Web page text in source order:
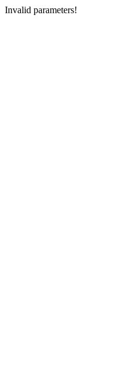
Invalid parameters!